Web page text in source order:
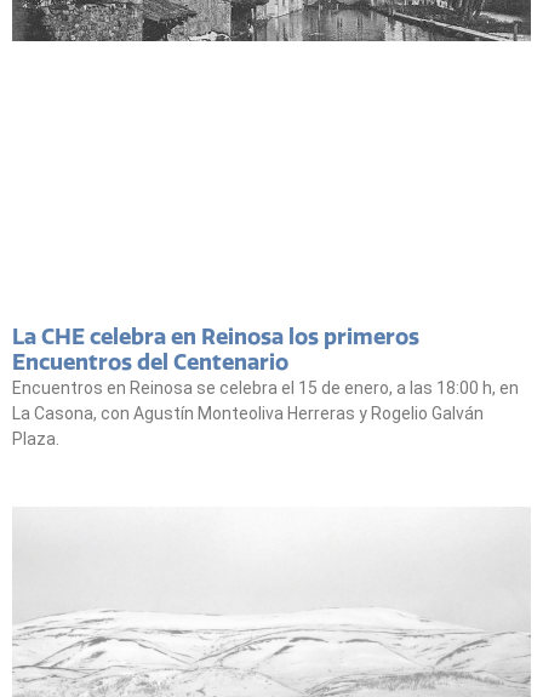
La CHE celebra en Reinosa los primeros
Encuentros del Centenario
Encuentros en Reinosa se celebra el 15 de enero, a las 18:00 h, en
La Casona, con Agustín Monteoliva Herreras y Rogelio Galván
Plaza.